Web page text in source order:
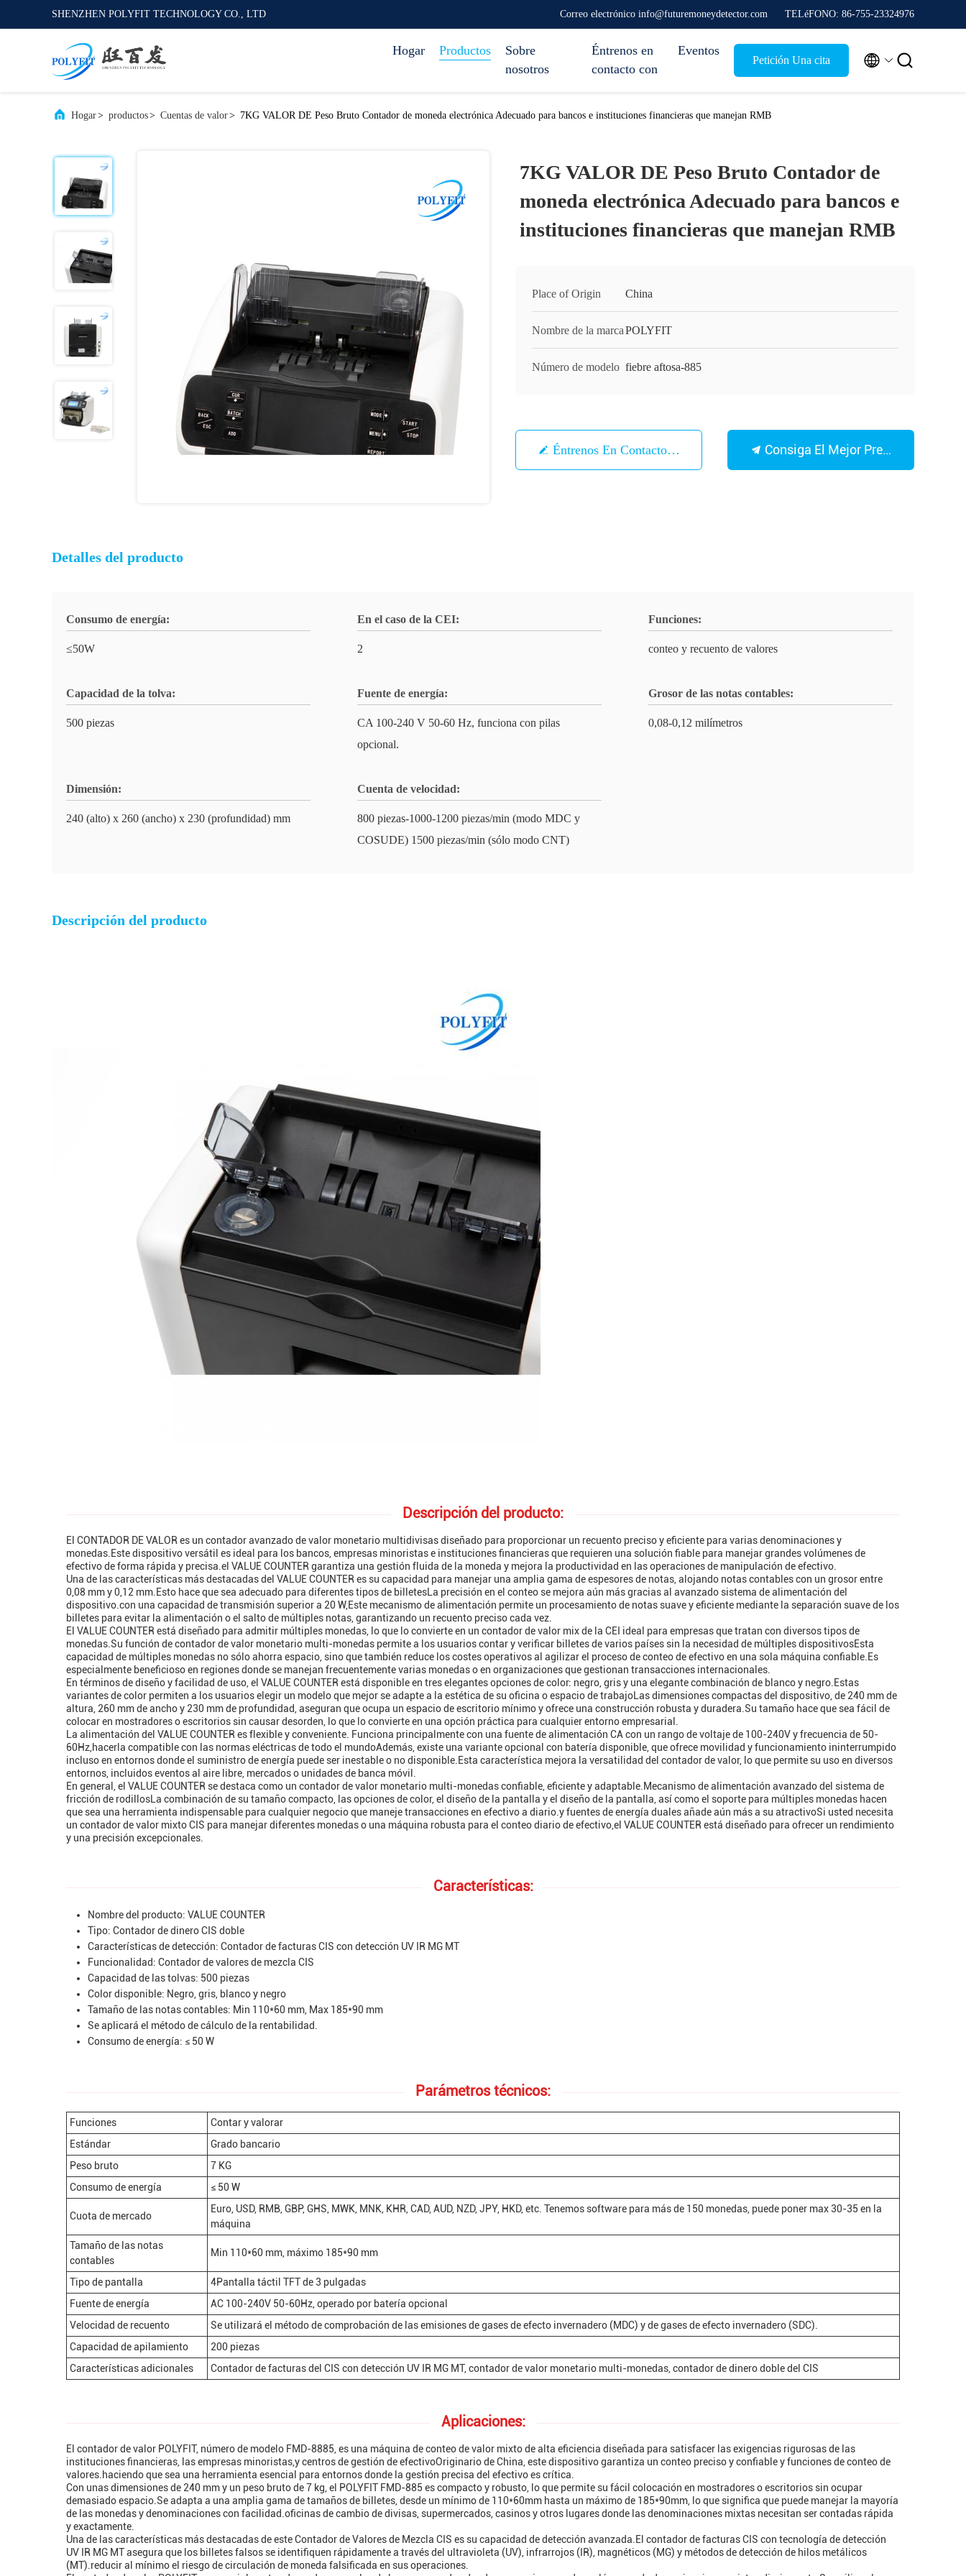
SHENZHEN POLYFIT TECHNOLOGY CO., LTD Correo electrónico info@futuremoneydetector.com TELéFONO: 86-755-23324976
Hogar Productos
Sobre
nosotros
Éntrenos en
contacto con
Eventos
Petición Una cita  
Hogar> productos> Cuentas de valor> 7KG VALOR DE Peso Bruto Contador de moneda electrónica Adecuado para bancos e instituciones financieras que manejan RMB
7KG VALOR DE Peso Bruto Contador de
moneda electrónica Adecuado para bancos e
instituciones financieras que manejan RMB
Place of Origin China
Nombre de la marcaPOLYFIT
Número de modelo fiebre aftosa-885
Éntrenos En Contacto Con Consiga El Mejor Precio
Detalles del producto
Consumo de energía:
≤50W
En el caso de la CEI:
2
Funciones:
conteo y recuento de valores
Capacidad de la tolva:
500 piezas
Fuente de energía:
CA 100-240 V 50-60 Hz, funciona con pilas
opcional.
Grosor de las notas contables:
0,08-0,12 milímetros
Dimensión:
240 (alto) x 260 (ancho) x 230 (profundidad) mm
Cuenta de velocidad:
800 piezas-1000-1200 piezas/min (modo MDC y
COSUDE) 1500 piezas/min (sólo modo CNT)
Descripción del producto
Descripción del producto:
El CONTADOR DE VALOR es un contador avanzado de valor monetario multidivisas diseñado para proporcionar un recuento preciso y eficiente para varias denominaciones y
monedas.Este dispositivo versátil es ideal para los bancos, empresas minoristas e instituciones financieras que requieren una solución fiable para manejar grandes volúmenes de
efectivo de forma rápida y precisa.el VALUE COUNTER garantiza una gestión fluida de la moneda y mejora la productividad en las operaciones de manipulación de efectivo.
Una de las características más destacadas del VALUE COUNTER es su capacidad para manejar una amplia gama de espesores de notas, alojando notas contables con un grosor entre
0,08 mm y 0,12 mm.Esto hace que sea adecuado para diferentes tipos de billetesLa precisión en el conteo se mejora aún más gracias al avanzado sistema de alimentación del
dispositivo.con una capacidad de transmisión superior a 20 W,Este mecanismo de alimentación permite un procesamiento de notas suave y eficiente mediante la separación suave de los
billetes para evitar la alimentación o el salto de múltiples notas, garantizando un recuento preciso cada vez.
El VALUE COUNTER está diseñado para admitir múltiples monedas, lo que lo convierte en un contador de valor mix de la CEI ideal para empresas que tratan con diversos tipos de
monedas.Su función de contador de valor monetario multi-monedas permite a los usuarios contar y verificar billetes de varios países sin la necesidad de múltiples dispositivosEsta
capacidad de múltiples monedas no sólo ahorra espacio, sino que también reduce los costes operativos al agilizar el proceso de conteo de efectivo en una sola máquina confiable.Es
especialmente beneficioso en regiones donde se manejan frecuentemente varias monedas o en organizaciones que gestionan transacciones internacionales.
En términos de diseño y facilidad de uso, el VALUE COUNTER está disponible en tres elegantes opciones de color: negro, gris y una elegante combinación de blanco y negro.Estas
variantes de color permiten a los usuarios elegir un modelo que mejor se adapte a la estética de su oficina o espacio de trabajoLas dimensiones compactas del dispositivo, de 240 mm de
altura, 260 mm de ancho y 230 mm de profundidad, aseguran que ocupa un espacio de escritorio mínimo y ofrece una construcción robusta y duradera.Su tamaño hace que sea fácil de
colocar en mostradores o escritorios sin causar desorden, lo que lo convierte en una opción práctica para cualquier entorno empresarial.
La alimentación del VALUE COUNTER es flexible y conveniente. Funciona principalmente con una fuente de alimentación CA con un rango de voltaje de 100-240V y frecuencia de 50-
60Hz,hacerla compatible con las normas eléctricas de todo el mundoAdemás, existe una variante opcional con batería disponible, que ofrece movilidad y funcionamiento ininterrumpido
incluso en entornos donde el suministro de energía puede ser inestable o no disponible.Esta característica mejora la versatilidad del contador de valor, lo que permite su uso en diversos
entornos, incluidos eventos al aire libre, mercados o unidades de banca móvil.
En general, el VALUE COUNTER se destaca como un contador de valor monetario multi-monedas confiable, eficiente y adaptable.Mecanismo de alimentación avanzado del sistema de
fricción de rodillosLa combinación de su tamaño compacto, las opciones de color, el diseño de la pantalla y el diseño de la pantalla, así como el soporte para múltiples monedas hacen
que sea una herramienta indispensable para cualquier negocio que maneje transacciones en efectivo a diario.y fuentes de energía duales añade aún más a su atractivoSi usted necesita
un contador de valor mixto CIS para manejar diferentes monedas o una máquina robusta para el conteo diario de efectivo,el VALUE COUNTER está diseñado para ofrecer un rendimiento
y una precisión excepcionales.
Características:
Nombre del producto: VALUE COUNTER
Tipo: Contador de dinero CIS doble
Características de detección: Contador de facturas CIS con detección UV IR MG MT
Funcionalidad: Contador de valores de mezcla CIS
Capacidad de las tolvas: 500 piezas
Color disponible: Negro, gris, blanco y negro
Tamaño de las notas contables: Min 110*60 mm, Max 185*90 mm
Se aplicará el método de cálculo de la rentabilidad.
Consumo de energía: ≤ 50 W
Parámetros técnicos:
Funciones
Contar y valorar
Estándar
Grado bancario
Peso bruto
7 KG
Consumo de energía
≤ 50 W
Cuota de mercado
Euro, USD, RMB, GBP, GHS, MWK, MNK, KHR, CAD, AUD, NZD, JPY, HKD, etc. Tenemos software para más de 150 monedas, puede poner max 30-35 en la
máquina
Tamaño de las notas
contables
Min 110*60 mm, máximo 185*90 mm
Tipo de pantalla
4Pantalla táctil TFT de 3 pulgadas
Fuente de energía
AC 100-240V 50-60Hz, operado por batería opcional
Velocidad de recuento
Se utilizará el método de comprobación de las emisiones de gases de efecto invernadero (MDC) y de gases de efecto invernadero (SDC).
Capacidad de apilamiento
200 piezas
Características adicionales
Contador de facturas del CIS con detección UV IR MG MT, contador de valor monetario multi-monedas, contador de dinero doble del CIS
Aplicaciones:
El contador de valor POLYFIT, número de modelo FMD-8885, es una máquina de conteo de valor mixto de alta eficiencia diseñada para satisfacer las exigencias rigurosas de las
instituciones financieras, las empresas minoristas,y centros de gestión de efectivoOriginario de China, este dispositivo garantiza un conteo preciso y confiable y funciones de conteo de
valores.haciendo que sea una herramienta esencial para entornos donde la gestión precisa del efectivo es crítica.
Con unas dimensiones de 240 mm y un peso bruto de 7 kg, el POLYFIT FMD-885 es compacto y robusto, lo que permite su fácil colocación en mostradores o escritorios sin ocupar
demasiado espacio.Se adapta a una amplia gama de tamaños de billetes, desde un mínimo de 110*60mm hasta un máximo de 185*90mm, lo que significa que puede manejar la mayoría
de las monedas y denominaciones con facilidad.oficinas de cambio de divisas, supermercados, casinos y otros lugares donde las denominaciones mixtas necesitan ser contadas rápida
y exactamente.
Una de las características más destacadas de este Contador de Valores de Mezcla CIS es su capacidad de detección avanzada.El contador de facturas CIS con tecnología de detección
UV IR MG MT asegura que los billetes falsos se identifiquen rápidamente a través del ultravioleta (UV), infrarrojos (IR), magnéticos (MG) y métodos de detección de hilos metálicos
(MT).reducir al mínimo el riesgo de circulación de moneda falsificada en sus operaciones.